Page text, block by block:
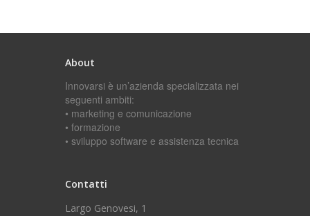
About
Innovarsi è un’azienda specializzata nei
seguenti ambiti:
• marketing e comunicazione
• formazione
• sviluppo software e assistenza tecnica
Contatti
Largo Genovesi, 1